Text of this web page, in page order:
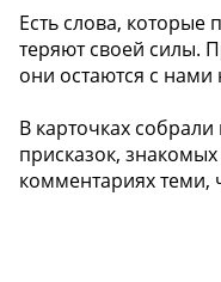
Есть слова, которые
теряют своей силы.
они остаются с
В карточках
присказок, знакомых
комментариях теми,